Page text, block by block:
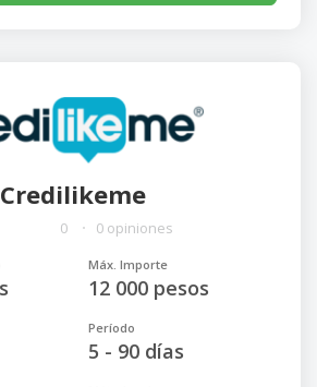
Credilikeme
0 0 opiniones
Máx. Importe
12 000 pesos
Período
5 - 90 días